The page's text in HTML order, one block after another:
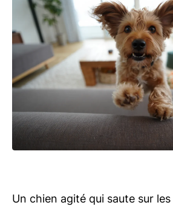
Un chien agité qui saute sur